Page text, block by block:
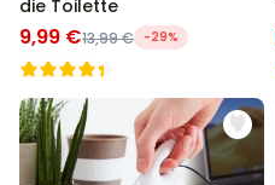
die Toilette
9,99 €13,99 € -29%